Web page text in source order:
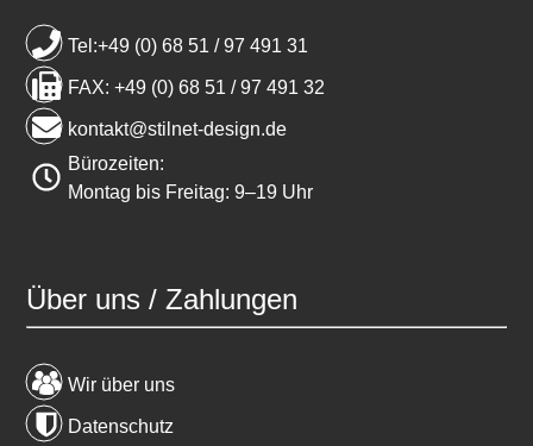
Tel:+49 (0) 68 51 / 97 491 31
FAX: +49 (0) 68 51 / 97 491 32
kontakt@stilnet-design.de
Bürozeiten:
Montag bis Freitag: 9–19 Uhr
Über uns / Zahlungen
Wir über uns
Datenschutz